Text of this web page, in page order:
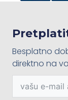
Besplatno
direktno na